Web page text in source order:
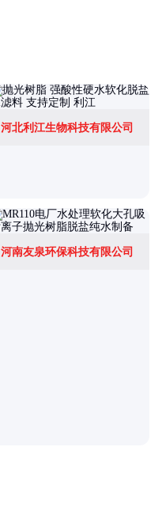
河北利江生物科技有限公司
河南友泉环保科技有限公司